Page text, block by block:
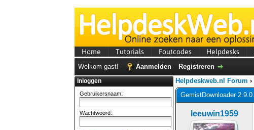
Home Tutorials Foutcodes Helpdesks
Welkom gast! Aanmelden Registreren
Inloggen
Gebruikersnaam:
Wachtwoord:
Helpdeskweb.nl Forum ›
GemistDownloader
leeuwin1959